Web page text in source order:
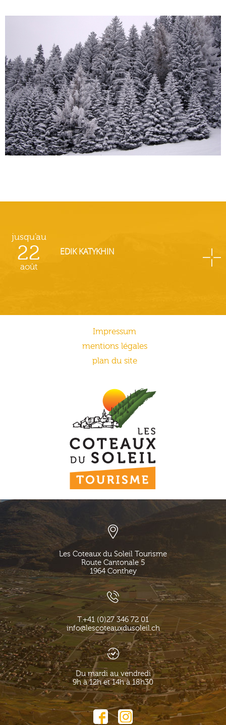
jusqu'au
22
août
EDIK KATYKHIN
Impressum
mentions légales
plan du site
Les Coteaux du Soleil Tourisme
Route Cantonale 5
1964 Conthey
T.+41 (0)27 346 72 01
info@lescoteauxdusoleil.ch
Du mardi au vendredi
9h à 12h et 14h à 18h30